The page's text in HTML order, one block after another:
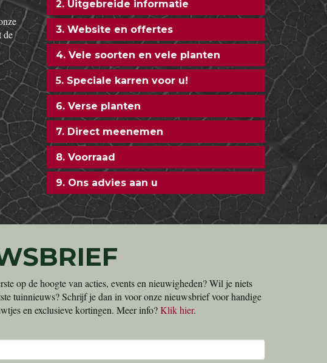
de
2. Uitgebreide informatie
3. Website en offertes
4. Vele soorten en vele planten
5. Speciale karren voor u!
6. Verse planten
7. Direct meenemen
8. Voorraad
9. Ons advies aan u
op de hoogte van acties, events en nieuwigheden? Wil je niets
tuinnieuws? Schrijf je dan in voor onze nieuwsbrief voor handige
en exclusieve kortingen. Meer info?Klik hier.